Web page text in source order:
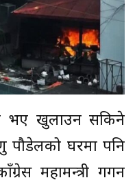
भए खुलाउन सकिने
पौडेलको घरमा पनि
महामन्त्री गगन